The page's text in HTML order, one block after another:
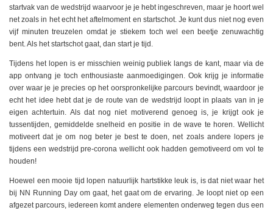
startvak van de wedstrijd waarvoor je je hebt ingeschreven, maar je hoort wel
net zoals in het echt het aftelmoment en startschot. Je kunt dus niet nog even
vijf minuten treuzelen omdat je stiekem toch wel een beetje zenuwachtig
bent. Als het startschot gaat, dan start je tijd.
Tijdens het lopen is er misschien weinig publiek langs de kant, maar via de
app ontvang je toch enthousiaste aanmoedigingen. Ook krijg je informatie
over waar je je precies op het oorspronkelijke parcours bevindt, waardoor je
echt het idee hebt dat je de route van de wedstrijd loopt in plaats van in je
eigen achtertuin. Als dat nog niet motiverend genoeg is, je krijgt ook je
tussentijden, gemiddelde snelheid en positie in de wave te horen. Wellicht
motiveert dat je om nog beter je best te doen, net zoals andere lopers je
tijdens een wedstrijd pre-corona wellicht ook hadden gemotiveerd om vol te
houden!
Hoewel een mooie tijd lopen natuurlijk hartstikke leuk is, is dat niet waar het
bij NN Running Day om gaat, het gaat om de ervaring. Je loopt niet op een
afgezet parcours, iedereen komt andere elementen onderweg tegen dus een